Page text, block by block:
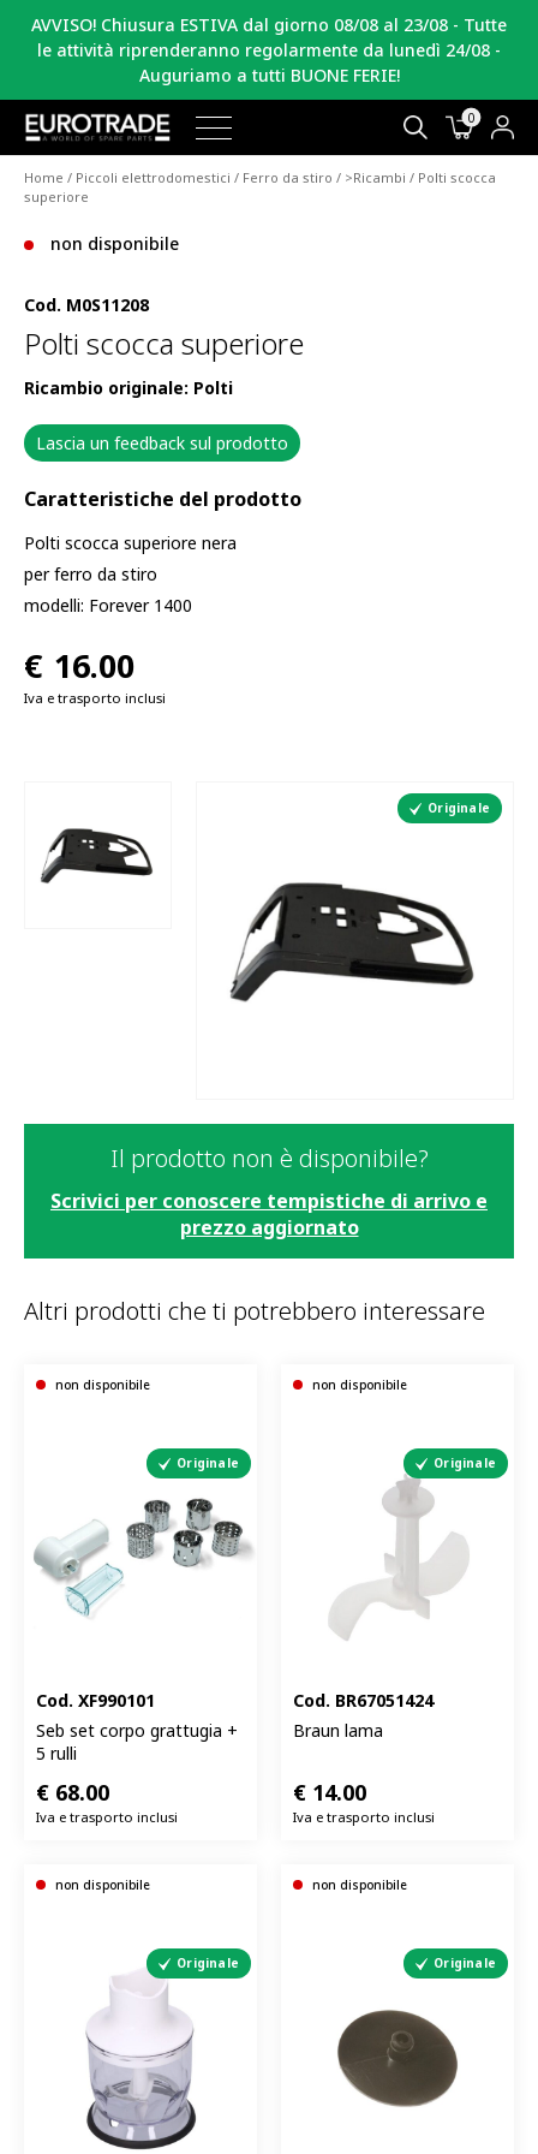
AVVISO! Chiusura ESTIVA dal giorno 08/08 al 23/08 - Tutte
le attività riprenderanno regolarmente da lunedì 24/08 -
Auguriamo a tutti BUONE FERIE!
0
Home / Piccoli elettrodomestici / Ferro da stiro / >Ricambi / Polti scocca
superiore
Originale
Il prodotto non è disponibile?
Scrivici per conoscere tempistiche di arrivo e
prezzo aggiornato
non disponibile
Cod. M0S11208
Polti scocca superiore
Ricambio originale: Polti
Lascia un feedback sul prodotto
Caratteristiche del prodotto
Polti scocca superiore nera
per ferro da stiro
modelli: Forever 1400
Iva e trasporto inclusi
€ 16.00
Altri prodotti che ti potrebbero interessare
non disponibile
Originale
Cod. XF990101
Seb set corpo grattugia +
5 rulli
€ 68.00
Iva e trasporto inclusi
non disponibile
Originale
Cod. BR67051424
Braun lama
€ 14.00
Iva e trasporto inclusi
non disponibile
Originale
non disponibile
Originale